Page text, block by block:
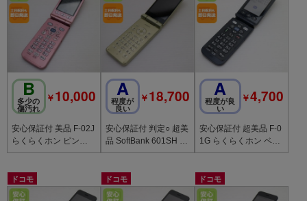
B
多少の
傷汚れ
￥10,000
安心保証付 美品 F-02J
らくらくホン ピンク
中古本体
A
程度が
良い
￥18,700
安心保証付 判定○ 超美
品 SoftBank 601SH A
QUOS ケータイ2 ゴー
A
程度が良
い
￥4,700
安心保証付 超美品 F-0
1G らくらくホン ベー
シック4 ブラック 中古
ドコモ ドコモ ドコモ